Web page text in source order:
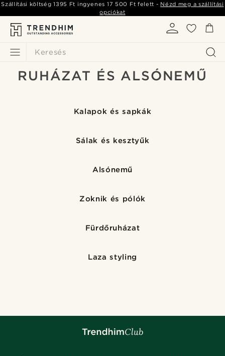
Keresés
Szállítási költség1395 Ft ingyenes 17 500 Ft felett - Nézd meg a szállítási
opciókat
RUHÁZAT ÉS ALSÓNEMŰ
Kalapok és sapkák
Sálak és kesztyűk
Alsónemű
Zoknik és pólók
Fürdőruházat
Laza styling